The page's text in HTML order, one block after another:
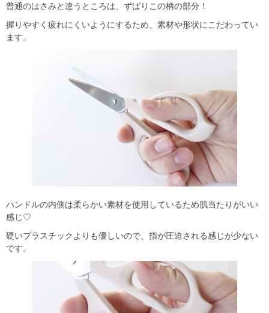
普通のはさみと違うところは、ずばりこの柄の部分！
握りやすく疲れにくいようにするため、素材や形状にこだわってい
ます。
ハンドルの内側は柔らかい素材を使用しているため肌当たりがいい
感じ♡
硬いプラスチックよりも優しいので、指が圧迫される感じが少ない
です。